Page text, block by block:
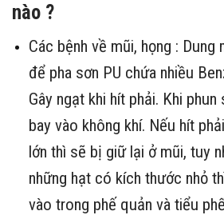
nào ?
Các bệnh về mũi, họng : Dung
để pha sơn PU chứa nhiều
Gây ngạt khi hít phải. Khi
bay vào không khí. Nếu hít
lớn thì sẽ bị giữ lại ở mũi, tuy
những hạt có kích thước nhỏ
vào trong phế quản và tiểu